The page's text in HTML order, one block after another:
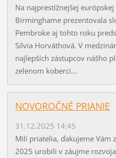
Na najprestížnejšej
Birminghame prezentovala
Pembroke aj tohto roku
Silvia Horváthová. V
najlepších zástupcov nášho
zelenom koberci...
NOVOROČNÉ PRIANIE
31.12.2025 14:45
Milí priatelia, ďakujeme Vám
2025 urobili v záujme